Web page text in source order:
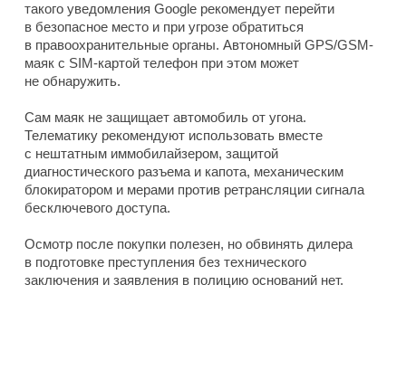
такого уведомления Google рекомендует перейти
в безопасное место и при угрозе обратиться
в правоохранительные органы. Автономный GPS/GSM-
маяк с SIM-картой телефон при этом может
не обнаружить.
Сам маяк не защищает автомобиль от угона.
Телематику рекомендуют использовать вместе
с нештатным иммобилайзером, защитой
диагностического разъема и капота, механическим
блокиратором и мерами против ретрансляции сигнала
бесключевого доступа.
Осмотр после покупки полезен, но обвинять дилера
в подготовке преступления без технического
заключения и заявления в полицию оснований нет.